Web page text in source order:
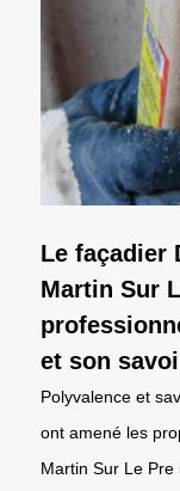
Le façadier
Martin Sur
et son
Polyvalence et
ont amené les
Martin Sur Le